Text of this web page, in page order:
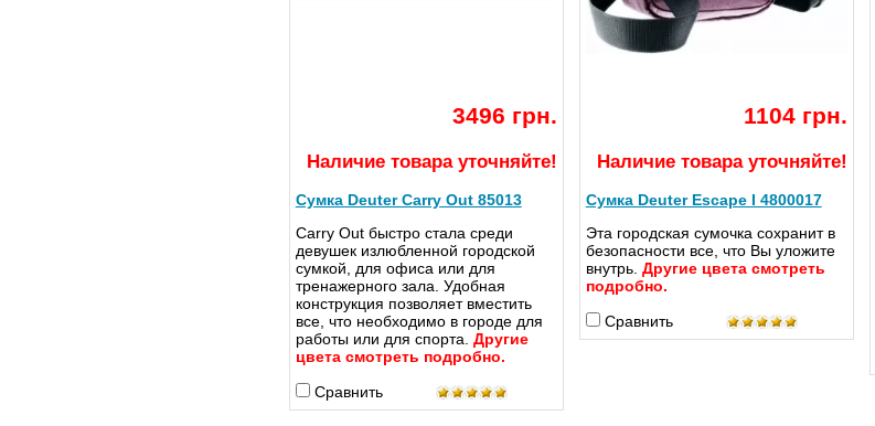
3496 грн.
Наличие товара уточняйте!
Сумка Deuter Carry Out 85013
Carry Out быстро стала среди
девушек излюбленной городской
сумкой, для офиса или для
тренажерного зала. Удобная
конструкция позволяет вместить
все, что необходимо в городе для
работы или для спорта. Другие
цвета смотреть подробно.
Сравнить
1104 грн.
Наличие товара уточняйте!
Сумка Deuter Escape I 4800017
Эта городская сумочка сохранит в
безопасности все, что Вы уложите
внутрь. Другие цвета смотреть
подробно.
Сравнить